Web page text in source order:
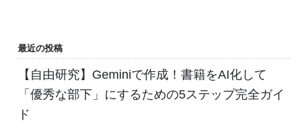
最近の投稿
【自由研究】Geminiで作成！書籍をAI化して
「優秀な部下」にするための5ステップ完全ガイ
ド